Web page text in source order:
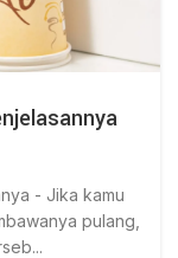
- Jika kamu
pulang,